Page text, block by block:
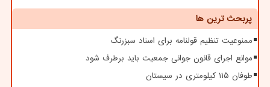
پربحث ترین ها
ممنوعیت تنظیم قولنامه برای اسناد سبزرنگ
موانع اجرای قانون جوانی جمعیت باید برطرف شود
طوفان ۱۱۵ کیلومتری در سیستان